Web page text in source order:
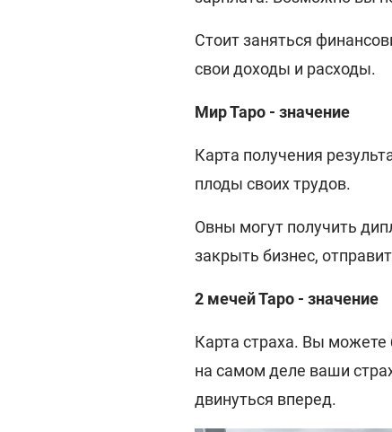
Стоит заняться
свои доходы и расходы.
Мир Таро - значение
Карта получения
плоды своих трудов.
Овны могут получить
закрыть бизнес,
2 мечей Таро - значение
Карта страха. Вы можете
на самом деле ваши
двинуться вперед.